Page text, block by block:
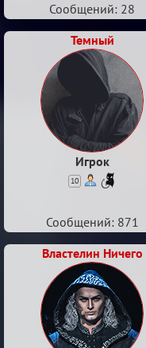
Сообщений: 28
Темный
Игрок
10
Сообщений: 871
Властелин Ничего